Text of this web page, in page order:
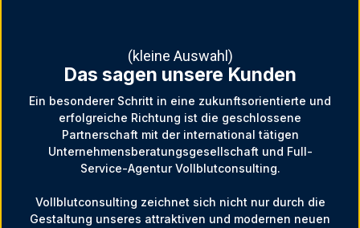
Das sagen unsere Kunden
(kleine Auswahl)
Ein besonderer Schritt in eine zukunftsorientierte und
erfolgreiche Richtung ist die geschlossene
Partnerschaft mit der international tätigen
Unternehmensberatungsgesellschaft und Full-
Service-Agentur Vollblutconsulting.
Vollblutconsulting zeichnet sich nicht nur durch die
Gestaltung unseres attraktiven und modernen neuen